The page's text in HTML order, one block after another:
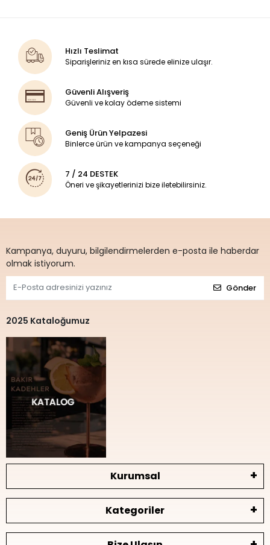
Hızlı Teslimat
Siparişleriniz en kısa sürede elinize ulaşır.
Güvenli Alışveriş
Güvenli ve kolay ödeme sistemi
Geniş Ürün Yelpazesi
Binlerce ürün ve kampanya seçeneği
7 / 24 DESTEK
Öneri ve şikayetlerinizi bize iletebilirsiniz.
Kampanya, duyuru, bilgilendirmelerden e-posta ile haberdar
olmak istiyorum.
Gönder
2025 Kataloğumuz
Kurumsal
Kategoriler